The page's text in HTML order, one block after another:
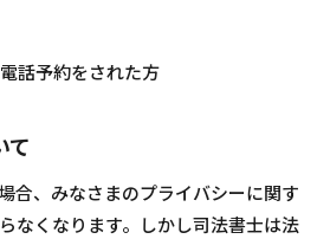
話予約をされた方
て
合、みなさまのプライバシーに関す
なくなります。しかし司法書士は法
交通アクセス